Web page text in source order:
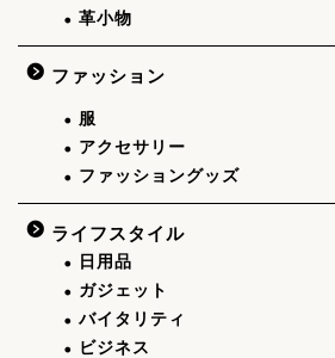
革小物
ファッション
服
アクセサリー
ファッショングッズ
ライフスタイル
日用品
ガジェット
バイタリティ
ビジネス